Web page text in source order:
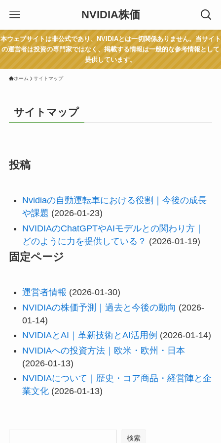
NVIDIA株価
本ウェブサイトは非公式であり、NVIDIAとは一切関係ありません。当サイト
の運営者は投資の専門家ではなく、掲載する情報は一般的な参考情報として
提供しています。
ホーム サイトマップ
サイトマップ
投稿
Nvidiaの自動運転車における役割｜今後の成長
や課題 (2026-01-23)
NVIDIAのChatGPTやAIモデルとの関わり方｜
どのように力を提供している？ (2026-01-19)
固定ページ
運営者情報 (2026-01-30)
NVIDIAの株価予測｜過去と今後の動向 (2026-
01-14)
NVIDIAとAI｜革新技術とAI活用例 (2026-01-14)
NVIDIAへの投資方法｜欧米・欧州・日本
(2026-01-13)
NVIDIAについて｜歴史・コア商品・経営陣と企
業文化 (2026-01-13)
検索